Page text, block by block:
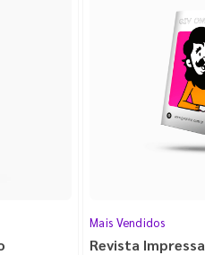
Mais Vendidos
Revista Impressa